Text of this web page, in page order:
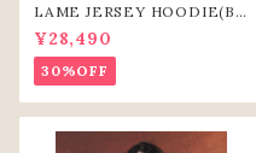
LAME JERSEY HOODIE(BL
K)
¥28,490
30%OFF